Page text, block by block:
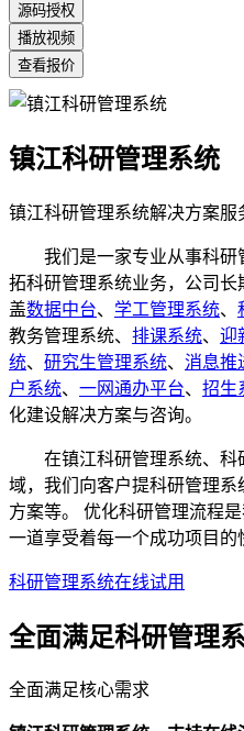
源码授权
播放视频
查看报价
镇江科研管理系统
镇江科研管理系统解决方案服
我们是一家专业从事科研
拓科研管理系统业务，公司
盖数据中台、 学工管理系统、
教务管理系统、 排课系统、 迎
统、 研究生管理系统、 消息推
户系统、 一网通办平台、 招生
化建设解决方案与咨询。
在镇江科研管理系统、科
域，我们向客户提科研管理
方案等。 优化科研管理流程
一道享受着每一个成功项目的
科研管理系统在线试用
全面满足科研管理
全面满足核心需求